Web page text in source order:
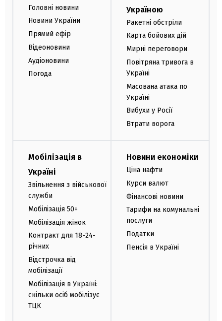
Головні новини
Новини України
Прямий ефір
Відеоновини
Аудіоновини
Погода
Україною
Ракетні обстріли
Карта бойових дій
Мирні переговори
Повітряна тривога в
Україні
Масована атака по
Україні
Вибухи у Росії
Втрати ворога
Мобілізація в
Україні
Звільнення з військової
служби
Мобілізація 50+
Мобілізація жінок
Контракт для 18-24-
річних
Відстрочка від
мобілізації
Мобілізація в Україні:
скільки осіб мобілізує
ТЦК
Новини економіки
Ціна нафти
Курси валют
Фінансові новини
Тарифи на комунальні
послуги
Податки
Пенсія в Україні